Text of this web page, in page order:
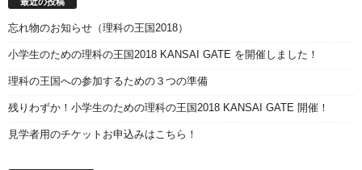
忘れ物のお知らせ（理科の王国2018）
小学生のための理科の王国2018 KANSAI GATE を開催しました！
理科の王国への参加するための３つの準備
残りわずか！小学生のための理科の王国2018 KANSAI GATE 開催！
見学者用のチケットお申込みはこちら！